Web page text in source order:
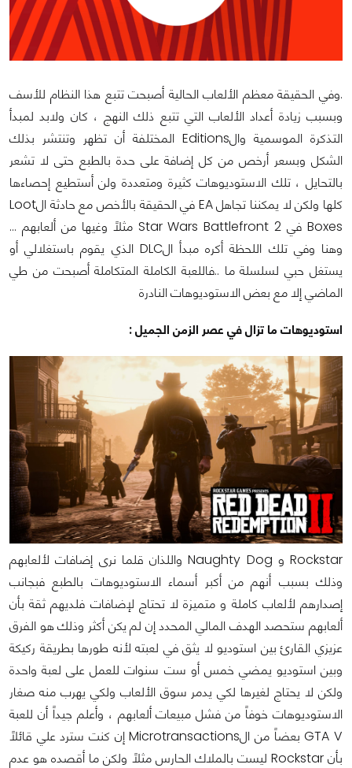
.وفي الحقيقة معظم الألعاب الحالية أصبحت تتبع هذا النظام للأسف
وبسبب زيادة أعداد الألعاب التي تتبع ذلك النهج ، كان ولابد لمبدأ
التذكرة الموسمية والEditions المختلفة أن تظهر وتنتشر بذلك
الشكل وبسعر أرخص من كل إضافة على حدة بالطبع حتى لا تشعر
بالتحايل ، تلك الاستوديوهات كثيرة ومتعددة ولن أستطيع إحصاءها
كلها ولكن لا يمكننا تجاهل EA في الحقيقة بالأخص مع حادثة الLoot
Boxes في Star Wars Battlefront 2 مثلاً وغيها من ألعابهم …
وهنا وفي تلك اللحظة أكره مبدأ الDLC الذي يقوم باستغلالي أو
يستغل حبي لسلسلة ما ..فاللعبة الكاملة المتكاملة أصبحت من طي
الماضي إلا مع بعض الاستوديوهات النادرة
استوديوهات ما تزال في عصر الزمن الجميل :
Rockstar و Naughty Dog واللذان قلما نرى إضافات لألعابهم
وذلك بسبب أنهم من أكبر أسماء الاستوديوهات بالطبع فبجانب
إصدارهم لألعاب كاملة و متميزة لا تحتاج لإضافات فلديهم ثقة بأن
ألعابهم ستحصد الهدف المالي المحدد إن لم يكن أكثر وذلك هو الفرق
عزيزي القارئ بين استوديو لا يثق في لعبته لأنه طورها بطريقة ركيكة
وبين استوديو يمضي خمس أو ست سنوات للعمل على لعبة واحدة
ولكن لا يحتاج لغيرها لكي يدمر سوق الألعاب ولكي يهرب منه صغار
الاستوديوهات خوفاً من فشل مبيعات ألعابهم ، وأعلم جيداً أن للعبة
GTA V بعضاً من الMicrotransactions إن كنت سترد علي قائلاً
بأن Rockstar ليست بالملاك الحارس مثلاً ولكن ما أقصده هو عدم